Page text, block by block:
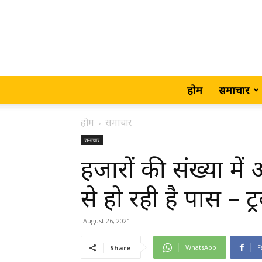
होम समाचार
होम समाचार
समाचार
हजारों की संख्या में
से हो रही है पास –
August 26, 2021
Share WhatsApp